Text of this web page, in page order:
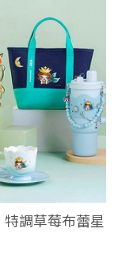
特調草莓布蕾星